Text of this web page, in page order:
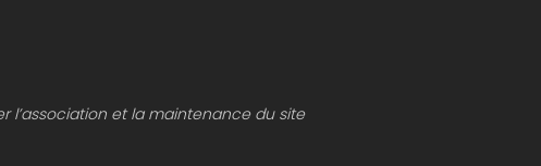
l’association et la maintenance du site